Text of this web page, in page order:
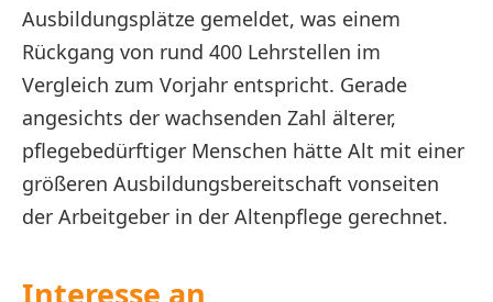
Ausbildungsplätze gemeldet, was einem
Rückgang von rund 400 Lehrstellen im
Vergleich zum Vorjahr entspricht. Gerade
angesichts der wachsenden Zahl älterer,
pflegebedürftiger Menschen hätte Alt mit einer
größeren Ausbildungsbereitschaft vonseiten
der Arbeitgeber in der Altenpflege gerechnet.
Interesse an